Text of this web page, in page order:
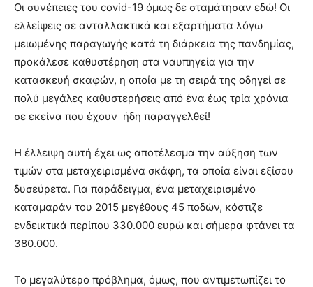
Οι συνέπειες του covid-19 όμως δε σταμάτησαν εδώ! Οι
ελλείψεις σε ανταλλακτικά και εξαρτήματα λόγω
μειωμένης παραγωγής κατά τη διάρκεια της πανδημίας,
προκάλεσε καθυστέρηση στα ναυπηγεία για την
κατασκευή σκαφών, η οποία με τη σειρά της οδηγεί σε
πολύ μεγάλες καθυστερήσεις από ένα έως τρία χρόνια
σε εκείνα που έχουν ήδη παραγγελθεί!
Η έλλειψη αυτή έχει ως αποτέλεσμα την αύξηση των
τιμών στα μεταχειρισμένα σκάφη, τα οποία είναι εξίσου
δυσεύρετα. Για παράδειγμα, ένα μεταχειρισμένο
καταμαράν του 2015 μεγέθους 45 ποδών, κόστιζε
ενδεικτικά περίπου 330.000 ευρώ και σήμερα φτάνει τα
380.000.
Το μεγαλύτερο πρόβλημα, όμως, που αντιμετωπίζει το